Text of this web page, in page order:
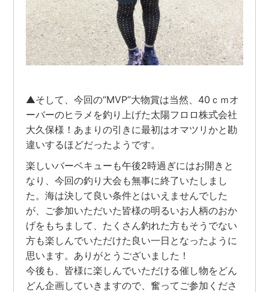
▲そして、今回の“MVP”大物賞は当然、40ｃｍオ
ーバーのヒラメを釣り上げた太陽フロロ株式会社
大久保様！あまりの引きに最初はオマツリかと勘
違いするほどだったようです。
楽しいバーベキューも午後2時過ぎにはお開きと
なり、今回の釣り大会も無事に終了いたしまし
た。海は決して良い条件とはいえませんでした
が、ご参加いただいた皆様の明るいお人柄のおか
げをもちまして、たくさん釣れた方もそうでない
方も楽しんでいただけた良い一日となったように
思います。ありがとうございました！
今後も、皆様に楽しんでいただける催し物をどん
どん企画していきますので、奮ってご参加くださ